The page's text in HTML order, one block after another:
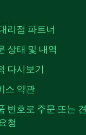
리점 파트너
상태 및 내역
다시보기
스 약관
번호로 주문 또는 견
청